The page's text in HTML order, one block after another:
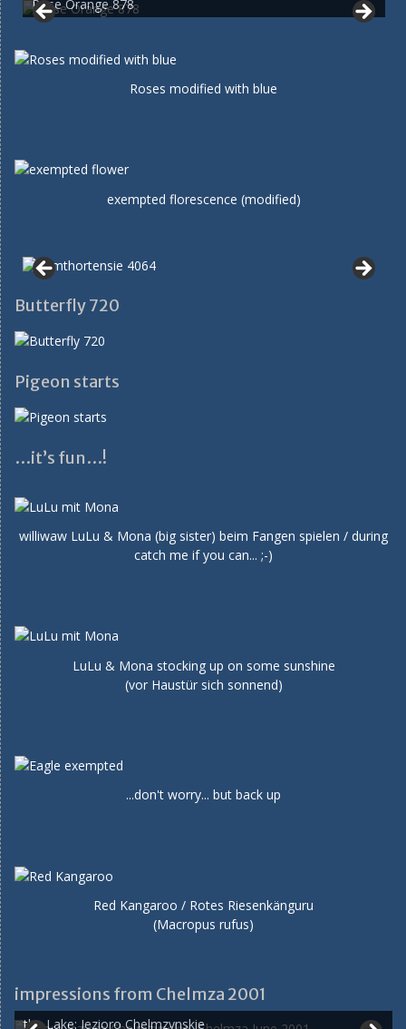
Rose Orange 878
Roses modified with blue
exempted florescence (modified)
Butterfly 720
Pigeon starts
…it’s fun…!
williwaw LuLu & Mona (big sister) beim Fangen spielen / during
catch me if you can... ;-)
LuLu & Mona stocking up on some sunshine
(vor Haustür sich sonnend)
...don't worry... but back up
Red Kangaroo / Rotes Riesenkänguru
(Macropus rufus)
impressions from Chelmza 2001
the Lake: Jezioro Chelmzynskie